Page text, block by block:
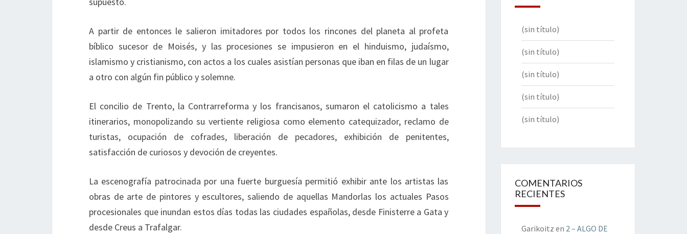
A partir de entonces le salieron imitadores por todos los rincones del planeta al profeta
bíblico sucesor de Moisés, y las procesiones se impusieron en el hinduismo, judaísmo,
islamismo y cristianismo, con actos a los cuales asistían personas que iban en filas de un lugar
a otro con algún fin público y solemne.
El concilio de Trento, la Contrarreforma y los francisanos, sumaron el catolicismo a tales
itinerarios, monopolizando su vertiente religiosa como elemento catequizador, reclamo de
turistas, ocupación de cofrades, liberación de pecadores, exhibición de penitentes,
satisfacción de curiosos y devoción de creyentes.
La escenografía patrocinada por una fuerte burguesía permitió exhibir ante los artistas las
obras de arte de pintores y escultores, saliendo de aquellas Mandorlas los actuales Pasos
procesionales que inundan estos días todas las ciudades españolas, desde Finisterre a Gata y
desde Creus a Trafalgar.
(sin título)
(sin título)
(sin título)
(sin título)
(sin título)
COMENTARIOS
RECIENTES
Garikoitz en 2 – ALGO DE